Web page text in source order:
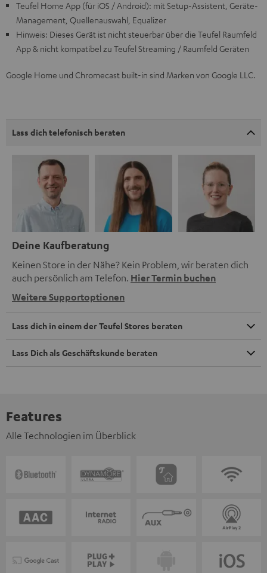
Teufel Home App (für iOS / Android): mit Setup-Assistent, Geräte-
Management, Quellenauswahl, Equalizer
Hinweis: Dieses Gerät ist nicht steuerbar über die Teufel Raumfeld
App & nicht kompatibel zu Teufel Streaming / Raumfeld Geräten
Google Home und Chromecast built-in sind Marken von Google LLC.
Lass dich telefonisch beraten
Deine Kaufberatung
Keinen Store in der Nähe? Kein Problem, wir beraten dich
auch persönlich am Telefon. Hier Termin buchen
Weitere Supportoptionen
Lass dich in einem der Teufel Stores beraten
Lass Dich als Geschäftskunde beraten
Features
Alle Technologien im Überblick